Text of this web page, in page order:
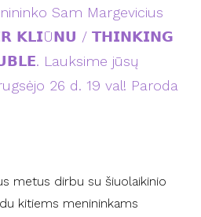
Sam Margevicius
𝗞𝗟𝗜Ū𝗡𝗨 / 𝗧𝗛𝗜𝗡𝗞𝗜𝗡𝗚
Lauksime jūsų
26 d. 19 val! Paroda
metus dirbu su šiuolaikinio
kitiems menininkams